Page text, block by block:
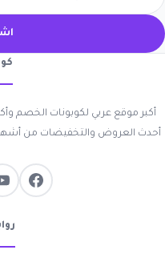
أكبر موقع عربي لكوبونات الخصم
أحدث العروض والتخفيضات من أشهر